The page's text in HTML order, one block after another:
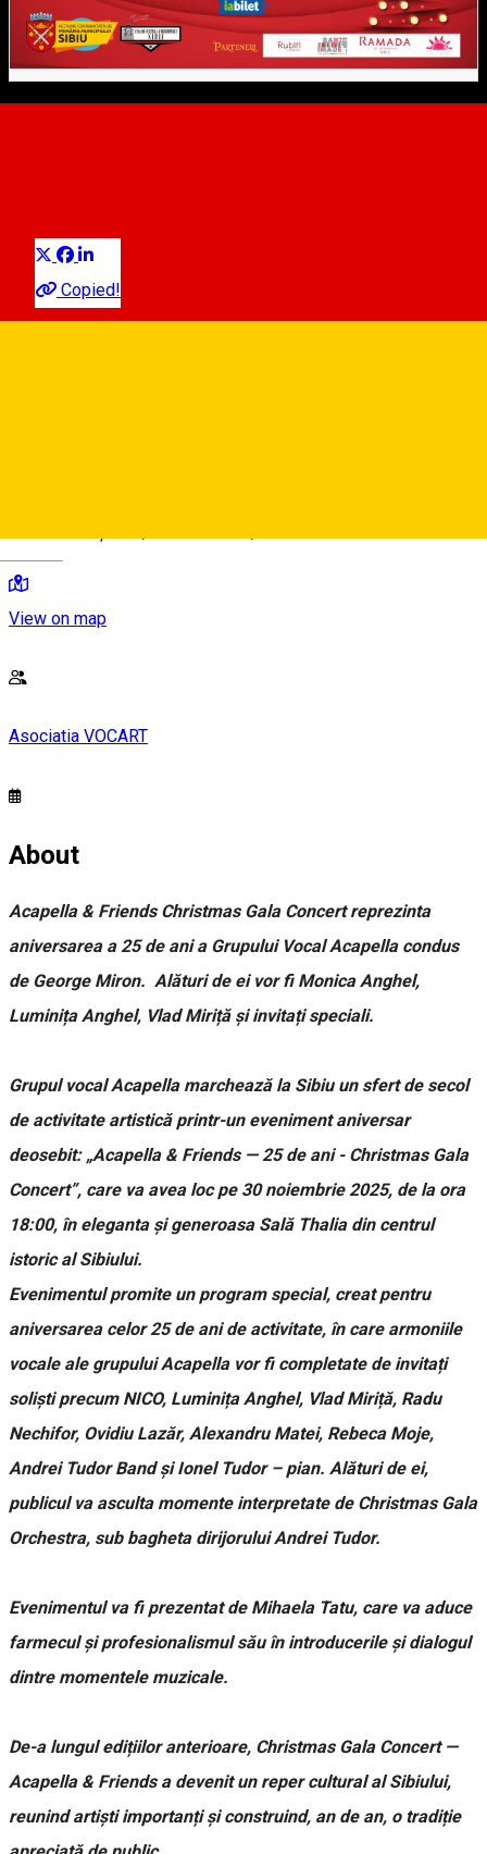
Copied!
Concert
View on map
Asociatia VOCART
About
Acapella & Friends Christmas Gala Concert reprezinta
aniversarea a 25 de ani a Grupului Vocal Acapella condus
de George Miron. Alături de ei vor fi Monica Anghel,
Luminița Anghel, Vlad Miriță și invitați speciali.
Grupul vocal Acapella marchează la Sibiu un sfert de secol
de activitate artistică printr-un eveniment aniversar
deosebit: „Acapella & Friends — 25 de ani - Christmas Gala
Concert”, care va avea loc pe 30 noiembrie 2025, de la ora
18:00, în eleganta și generoasa Sală Thalia din centrul
istoric al Sibiului.
Evenimentul promite un program special, creat pentru
aniversarea celor 25 de ani de activitate, în care armoniile
vocale ale grupului Acapella vor fi completate de invitați
soliști precum NICO, Luminița Anghel, Vlad Miriță, Radu
Nechifor, Ovidiu Lazăr, Alexandru Matei, Rebeca Moje,
Andrei Tudor Band și Ionel Tudor – pian. Alături de ei,
publicul va asculta momente interpretate de Christmas Gala
Orchestra, sub bagheta dirijorului Andrei Tudor.
Evenimentul va fi prezentat de Mihaela Tatu, care va aduce
farmecul și profesionalismul său în introducerile și dialogul
dintre momentele muzicale.
De-a lungul edițiilor anterioare, Christmas Gala Concert —
Acapella & Friends a devenit un reper cultural al Sibiului,
reunind artiști importanți și construind, an de an, o tradiție